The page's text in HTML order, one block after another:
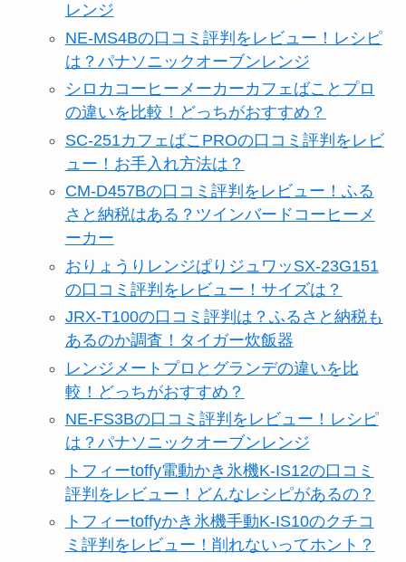
レンジ
NE-MS4Bの口コミ評判をレビュー！レシピ
は？パナソニックオーブンレンジ
シロカコーヒーメーカーカフェばことプロ
の違いを比較！どっちがおすすめ？
SC-251カフェばこPROの口コミ評判をレビ
ュー！お手入れ方法は？
CM-D457Bの口コミ評判をレビュー！ふる
さと納税はある？ツインバードコーヒーメ
ーカー
おりょうりレンジぱりジュワッSX-23G151
の口コミ評判をレビュー！サイズは？
JRX-T100の口コミ評判は？ふるさと納税も
あるのか調査！タイガー炊飯器
レンジメートプロとグランデの違いを比
較！どっちがおすすめ？
NE-FS3Bの口コミ評判をレビュー！レシピ
は？パナソニックオーブンレンジ
トフィーtoffy電動かき氷機K-IS12の口コミ
評判をレビュー！どんなレシピがあるの？
トフィーtoffyかき氷機手動K-IS10のクチコ
ミ評判をレビュー！削れないってホント？